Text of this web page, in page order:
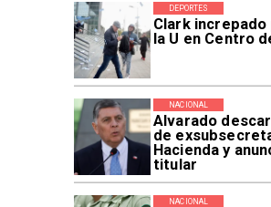
Clark increpado
la U en Centro
DEPORTES
Alvarado
de
Hacienda y
titular
NACIONAL
NACIONAL